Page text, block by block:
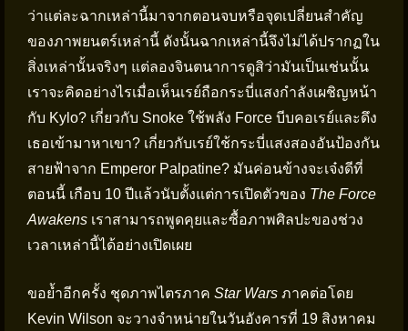
ว่าแต่ละฉากเหล่านี้มาจากตอนจบหรือจุดเปลี่ยนสำคัญ
ของภาพยนตร์เหล่านี้ ดังนั้นฉากเหล่านี้จึงไม่ได้ปรากฏใน
สิ่งเหล่านั้นจริงๆ แต่ลองจินตนาการดูสิว่ามันเป็นเช่นนั้น
เราจะคิดอย่างไรเมื่อเห็นเรย์ถือกระบี่แสงกำลังเผชิญหน้า
กับ Kylo? เกี่ยวกับ Snoke ใช้พลัง Force บีบคอเรย์และดึง
เธอเข้ามาหาเขา? เกี่ยวกับเรย์ใช้กระบี่แสงสองอันป้องกัน
สายฟ้าจาก Emperor Palpatine? มันค่อนข้างจะเจ๋งดีที่
ตอนนี้ เกือบ 10 ปีแล้วนับตั้งแต่การเปิดตัวของ The Force
Awakens เราสามารถพูดคุยและซื้อภาพศิลปะของช่วง
เวลาเหล่านี้ได้อย่างเปิดเผย
ขอย้ำอีกครั้ง ชุดภาพไตรภาค Star Wars ภาคต่อโดย
Kevin Wilson จะวางจำหน่ายในวันอังคารที่ 19 สิงหาคม